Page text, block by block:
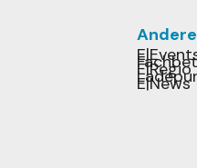
E|Regio
E|News